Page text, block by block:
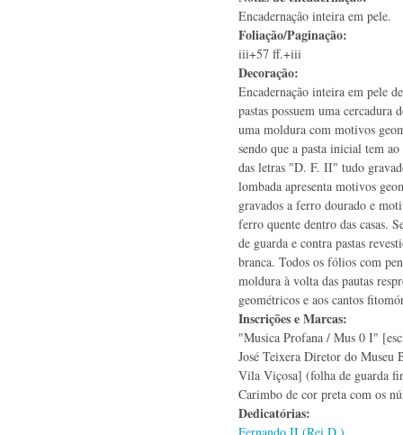
Encadernação inteira em pele.
Foliação/Paginação:
iii+57 ff.+iii
Decoração:
Encadernação inteira em pele
pastas possuem uma cercadura
uma moldura com motivos
sendo que a pasta inicial tem
das letras "D. F. II" tudo
lombada apresenta motivos
gravados a ferro dourado e
ferro quente dentro das casas.
de guarda e contra pastas
branca. Todos os fólios com
moldura à volta das pautas
geométricos e aos cantos
Inscrições e Marcas:
"Musica Profana / Mus 0 I"
José Teixera Diretor do Museu
Vila Viçosa] (folha de guarda
Carimbo de cor preta com os
Dedicatórias: